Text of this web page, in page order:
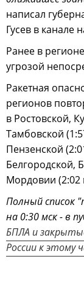
написал
Гусев в канале
Ранее в
угрозой
Ракетная
регионов
в Ростовской,
Тамбовской
Пензенской
Белгородской,
Мордовии (2:02
Полный список
на 0:30 мск - в
БПЛА и
России к этому